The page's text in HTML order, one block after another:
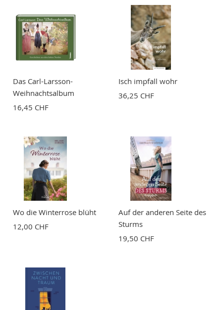
Das Carl-Larsson-
Weihnachtsalbum
16,45 CHF
Isch impfall wohr
36,25 CHF
Wo die Winterrose blüht
12,00 CHF
Auf der anderen Seite des
Sturms
19,50 CHF